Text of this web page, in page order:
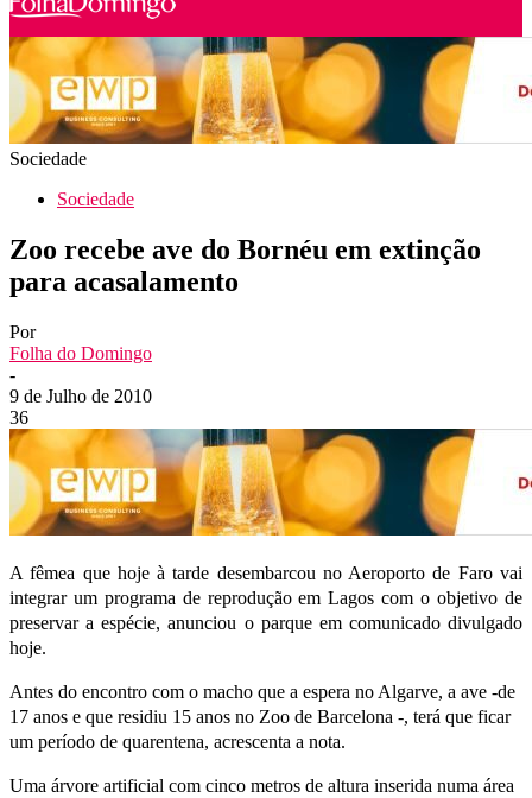
Sociedade
Sociedade
Zoo recebe ave do Bornéu em extinção
para acasalamento
Por
Folha do Domingo
-
9 de Julho de 2010
36
A fêmea que hoje à tarde desembarcou no Aeroporto de Faro vai
integrar um programa de reprodução em Lagos com o objetivo de
preservar a espécie, anunciou o parque em comunicado divulgado
hoje.
Antes do encontro com o macho que a espera no Algarve, a ave -de
17 anos e que residiu 15 anos no Zoo de Barcelona -, terá que ficar
um período de quarentena, acrescenta a nota.
Uma árvore artificial com cinco metros de altura inserida numa área